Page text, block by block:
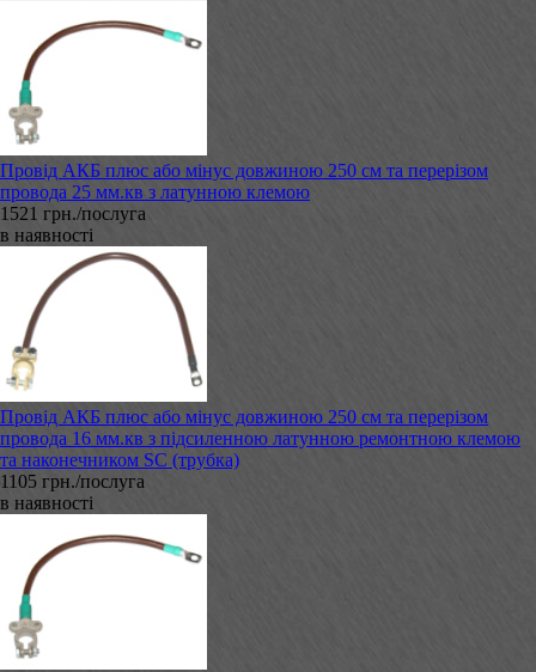
Провід АКБ плюс або мінус довжиною 250 см та перерізом
провода 25 мм.кв з латунною клемою
1521 грн./послуга
в наявності
Провід АКБ плюс або мінус довжиною 250 см та перерізом
провода 16 мм.кв з підсиленною латунною ремонтною клемою
та наконечником SC (трубка)
1105 грн./послуга
в наявності